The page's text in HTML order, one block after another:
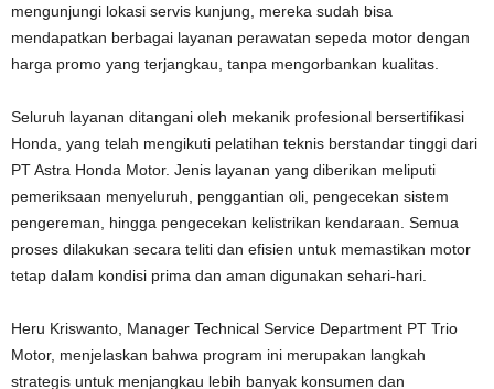
mengunjungi lokasi servis kunjung, mereka sudah bisa
mendapatkan berbagai layanan perawatan sepeda motor dengan
harga promo yang terjangkau, tanpa mengorbankan kualitas.
Seluruh layanan ditangani oleh mekanik profesional bersertifikasi
Honda, yang telah mengikuti pelatihan teknis berstandar tinggi dari
PT Astra Honda Motor. Jenis layanan yang diberikan meliputi
pemeriksaan menyeluruh, penggantian oli, pengecekan sistem
pengereman, hingga pengecekan kelistrikan kendaraan. Semua
proses dilakukan secara teliti dan efisien untuk memastikan motor
tetap dalam kondisi prima dan aman digunakan sehari-hari.
Heru Kriswanto, Manager Technical Service Department PT Trio
Motor, menjelaskan bahwa program ini merupakan langkah
strategis untuk menjangkau lebih banyak konsumen dan